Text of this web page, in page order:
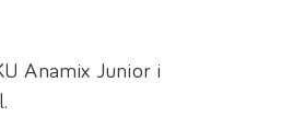
Anamix Junior i